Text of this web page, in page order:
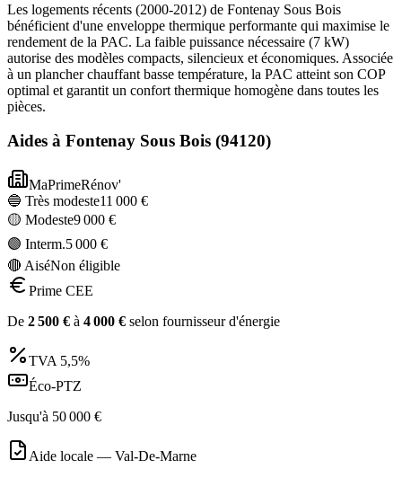
Les logements récents (2000-2012) de Fontenay Sous Bois
bénéficient d'une enveloppe thermique performante qui maximise le
rendement de la PAC. La faible puissance nécessaire (7 kW)
autorise des modèles compacts, silencieux et économiques. Associée
à un plancher chauffant basse température, la PAC atteint son COP
optimal et garantit un confort thermique homogène dans toutes les
pièces.
Aides à Fontenay Sous Bois (94120)
MaPrimeRénov'
🔵 Très modeste11 000 €
🟡 Modeste9 000 €
🟣 Interm.5 000 €
🔴 AiséNon éligible
Prime CEE
De 2 500 € à 4 000 € selon fournisseur d'énergie
TVA 5,5%
Éco-PTZ
Jusqu'à 50 000 €
Aide locale — Val-De-Marne